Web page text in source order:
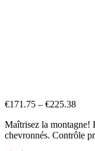
€171.75 – €225.38
Maîtrisez la montagne!
chevronnés. Contrôle